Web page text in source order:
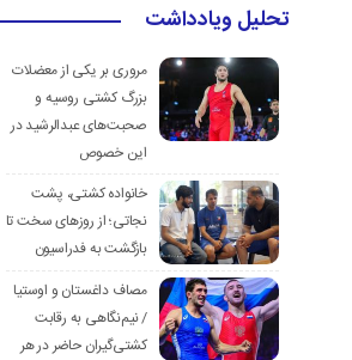
تحلیل ویادداشت
مروری بر یکی از معضلات
بزرگ کشتی روسیه و
صحبت‌های عبدالرشید در
این خصوص
خانواده کشتی، پشت
نجاتی؛ از روزهای سخت تا
بازگشت به فدراسیون
مصاف داغستان و اوستیا
/ نیم‌نگاهی به رقابت
کشتی‌گیران حاضر در هر